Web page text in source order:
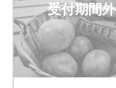
受付期間外